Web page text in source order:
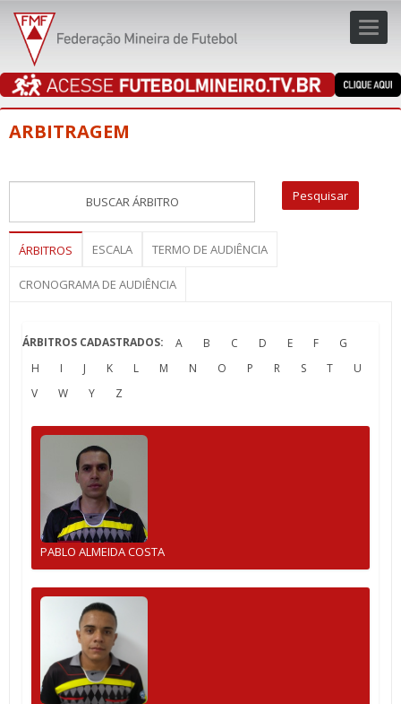
ARBITRAGEM
ÁRBITROS ESCALA TERMO DE AUDIÊNCIA
CRONOGRAMA DE AUDIÊNCIA
ÁRBITROS CADASTRADOS: A B C D E F
G
H
I J K L M N O P R S T
U
V
W Y Z
PABLO ALMEIDA COSTA